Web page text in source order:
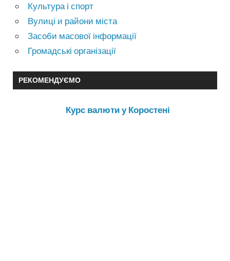
Культура і спорт
Вулиці и райони міста
Засоби масової інформації
Громадські організації
РЕКОМЕНДУЄМО
Курс валюти у Коростені